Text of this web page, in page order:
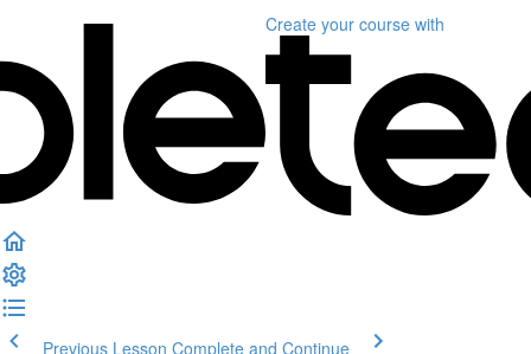
Create your course with
Previous Lesson Complete and Continue